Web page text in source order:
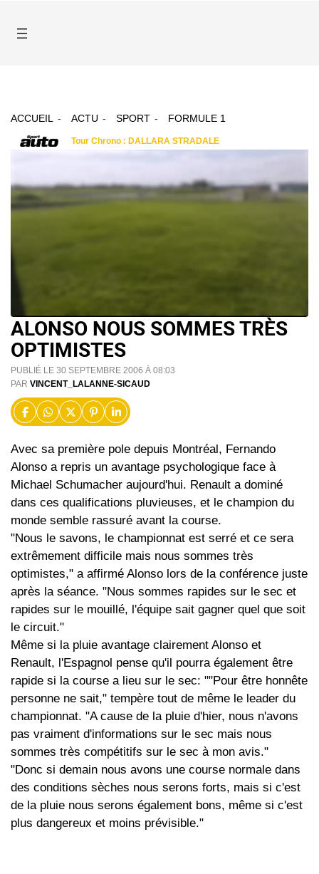
ACCUEIL ACTU SPORT FORMULE 1
ALONSO NOUS SOMMES TRÈS
OPTIMISTES
PUBLIÉ LE 30 SEPTEMBRE 2006 À 08:03
PAR VINCENT_LALANNE-SICAUD
Avec sa première pole depuis Montréal, Fernando
Alonso a repris un avantage psychologique face à
Michael Schumacher aujourd'hui. Renault a dominé
dans ces qualifications pluvieuses, et le champion du
monde semble rassuré avant la course.
"Nous le savons, le championnat est serré et ce sera
extrêmement difficile mais nous sommes très
optimistes," a affirmé Alonso lors de la conférence juste
après la séance. "Nous sommes rapides sur le sec et
rapides sur le mouillé, l'équipe sait gagner quel que soit
le circuit."
Même si la pluie avantage clairement Alonso et
Renault, l'Espagnol pense qu'il pourra également être
rapide si la course a lieu sur le sec: ""Pour être honnête
personne ne sait," tempère tout de même le leader du
championnat. "A cause de la pluie d'hier, nous n'avons
pas vraiment d'informations sur le sec mais nous
sommes très compétitifs sur le sec à mon avis."
"Donc si demain nous avons une course normale dans
des conditions sèches nous serons forts, mais si c'est
de la pluie nous serons également bons, même si c'est
plus dangereux et moins prévisible."